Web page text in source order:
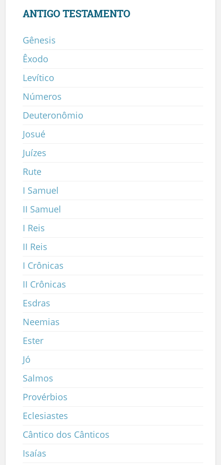
ANTIGO TESTAMENTO
Gênesis
Êxodo
Levítico
Números
Deuteronômio
Josué
Juízes
Rute
I Samuel
II Samuel
I Reis
II Reis
I Crônicas
II Crônicas
Esdras
Neemias
Ester
Jó
Salmos
Provérbios
Eclesiastes
Cântico dos Cânticos
Isaías